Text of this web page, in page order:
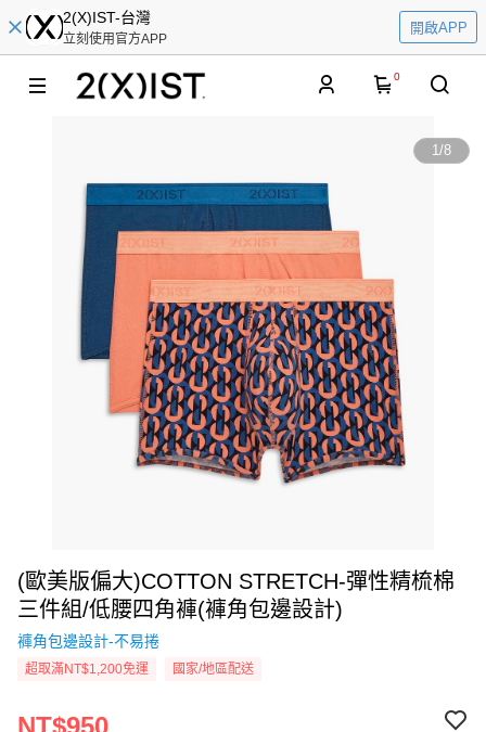
2(X)IST-台灣
立刻使用官方APP
開啟APP
0
1/8
(歐美版偏大)COTTON STRETCH-彈性精梳棉
三件組/低腰四角褲(褲角包邊設計)
褲角包邊設計-不易捲
超取滿NT$1,200免運 國家/地區配送
NT$950